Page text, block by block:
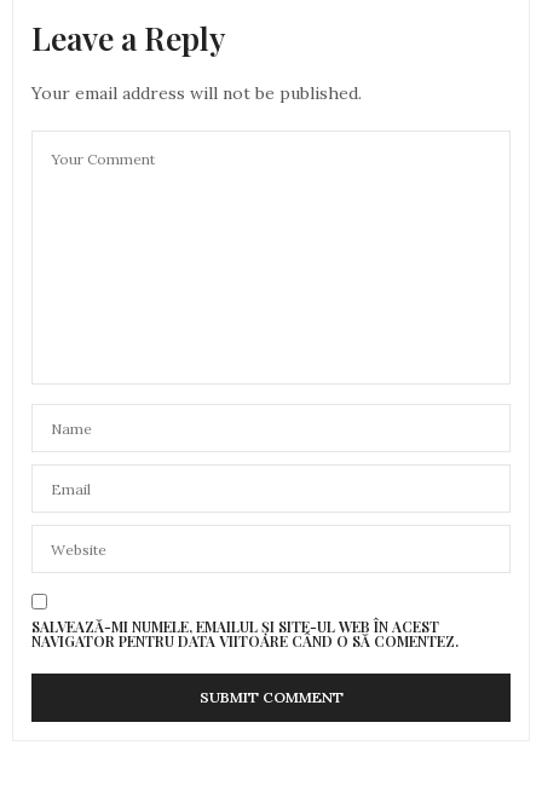
Leave a Reply
Your email address will not be published.
SALVEAZĂ-MI NUMELE, EMAILUL ȘI SITE-UL WEB ÎN ACEST
NAVIGATOR PENTRU DATA VIITOARE CÂND O SĂ COMENTEZ.